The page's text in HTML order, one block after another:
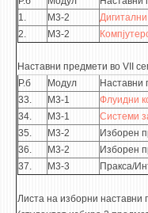
1.
М3-2
2.
М3-2
Наставни предмети во VII
Р.б
Модул Наставни
33.
М3-1 Флуидни
34.
М3-1 Системи
35.
М3-2 Изборен
36.
М3-2 Изборен
37.
М3-3 Пракса/
Листа на изборни